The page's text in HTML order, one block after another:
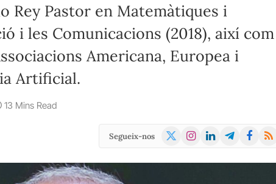
Rey Pastor en Matemàtiques i
i les Comunicacions (2018), així com
Americana, Europea i
Artificial.
13 Mins Read
Segueix-nos
X
Instagram
LinkedInTelegramFacebook
RSS